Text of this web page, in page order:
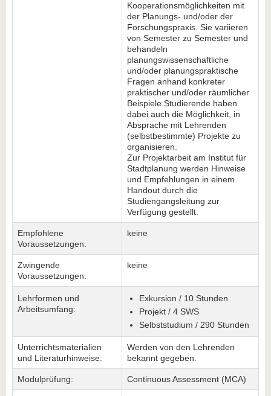
Kooperationsmöglichkeiten mit
der Planungs- und/oder der
Forschungspraxis. Sie variieren
von Semester zu Semester und
behandeln
planungswissenschaftliche
und/oder planungspraktische
Fragen anhand konkreter
praktischer und/oder räumlicher
Beispiele.Studierende haben
dabei auch die Möglichkeit, in
Absprache mit Lehrenden
(selbstbestimmte) Projekte zu
organisieren.
Zur Projektarbeit am Institut für
Stadtplanung werden Hinweise
und Empfehlungen in einem
Handout durch die
Studiengangsleitung zur
Verfügung gestellt.
Empfohlene
Voraussetzungen:
keine
Zwingende
Voraussetzungen:
keine
Lehrformen und
Arbeitsumfang:
Exkursion / 10 Stunden
Projekt / 4 SWS
Selbststudium / 290 Stunden
Unterrichtsmaterialien
und Literaturhinweise:
Werden von den Lehrenden
bekannt gegeben.
Modulprüfung: Continuous Assessment (MCA)